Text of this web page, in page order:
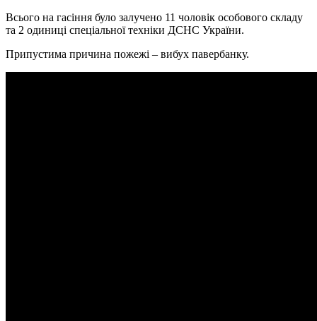
Всього на гасіння було залучено 11 чоловік особового складу
та 2 одиниці спеціальної техніки ДСНС України.
Припустима причина пожежі – вибух павербанку.